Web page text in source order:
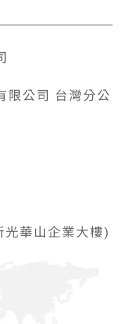
限公司 台灣分公
華山企業大樓)